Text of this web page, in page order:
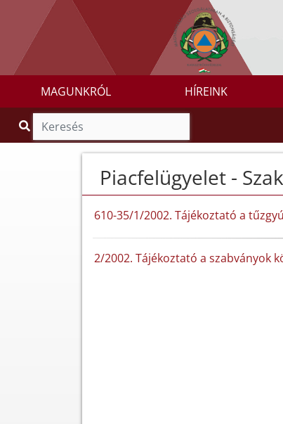
MAGUNKRÓL HÍREINK
Piacfelügyelet -
610-35/1/2002. Tájékoztató a
2/2002. Tájékoztató a szabványok